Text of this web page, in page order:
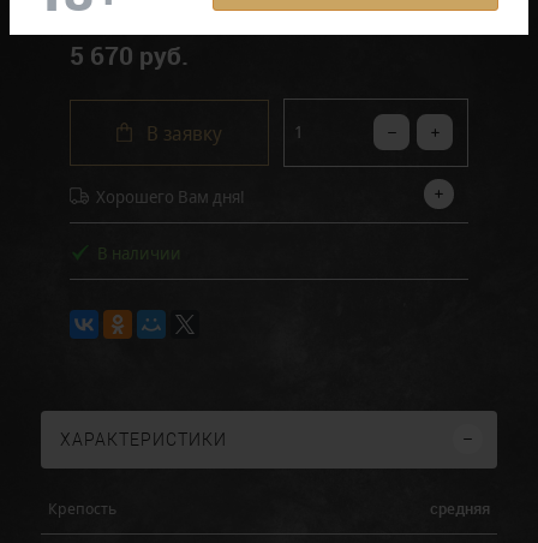
5 670 руб.
В заявку
Хорошего Вам дня!
В наличии
ХАРАКТЕРИСТИКИ
Крепость средняя